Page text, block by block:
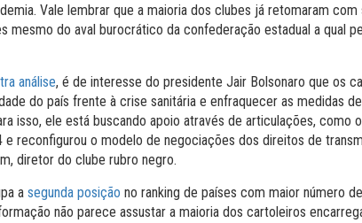
Vale lembrar que a maioria dos clubes já retomaram com
mesmo do aval burocrático da confederação estadual a qual
análise, é de interesse do presidente Jair Bolsonaro que os
do país frente à crise sanitária e enfraquecer as medidas
isso, ele está buscando apoio através de articulações, como
e reconfigurou o modelo de negociações dos direitos de
diretor do clube rubro negro.
a segunda posição no ranking de países com maior número
não parece assustar a maioria dos cartoleiros